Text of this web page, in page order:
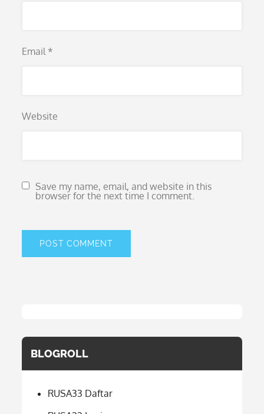
Email *
Website
Save my name, email, and website in this
browser for the next time I comment.
BLOGROLL
RUSA33 Daftar